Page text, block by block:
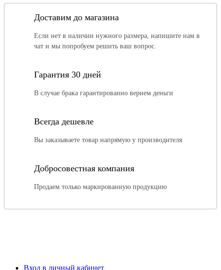
Доставим до магазина
Если нет в наличии нужного размера, напишите нам в
чат и мы попробуем решить ваш вопрос.
Гарантия 30 дней
В случае брака гарантированно вернем деньги
Всегда дешевле
Вы заказываете товар напрямую у производителя
Добросовестная компания
Продаем только маркированную продукцию
Вход в личный кабинет